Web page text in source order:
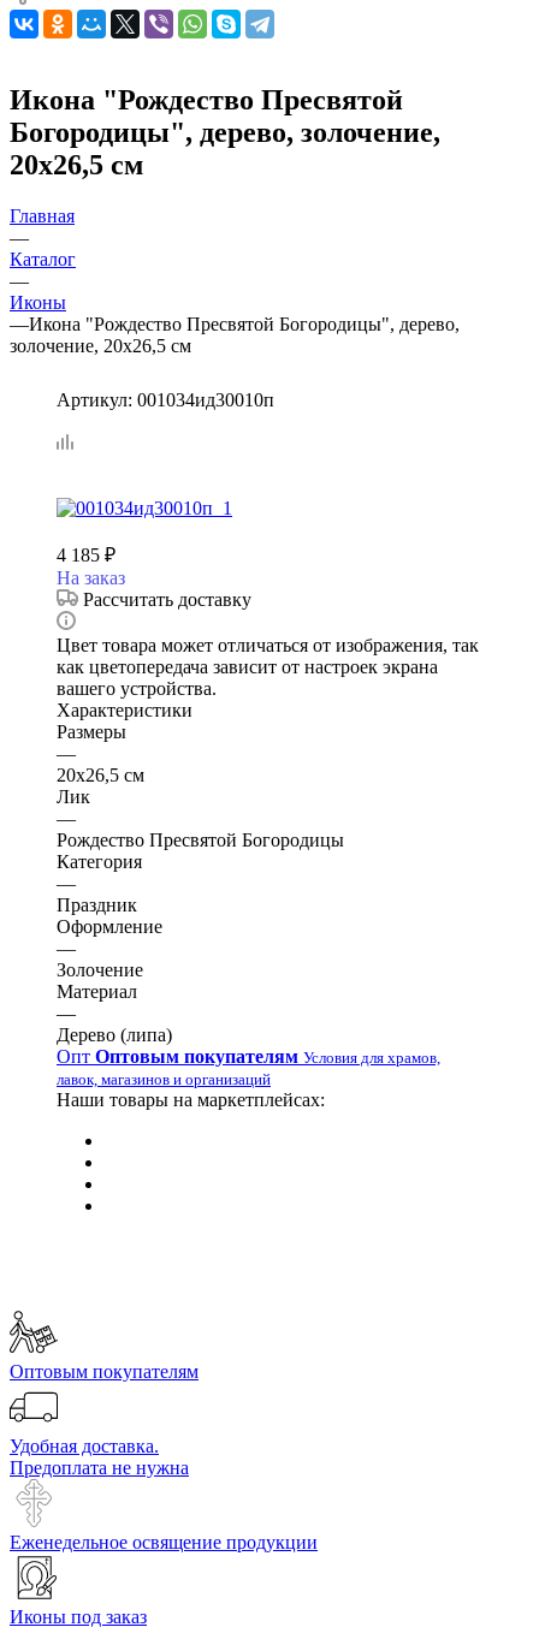
Икона "Рождество Пресвятой
Богородицы", дерево, золочение,
20х26,5 см
Главная
—
Каталог
—
Иконы
—Икона "Рождество Пресвятой Богородицы", дерево,
золочение, 20х26,5 см
Артикул: 001034ид30010п
4 185 ₽
На заказ
Рассчитать доставку
Цвет товара может отличаться от изображения, так
как цветопередача зависит от настроек экрана
вашего устройства.
Характеристики
Размеры
—
20х26,5 см
Лик
—
Рождество Пресвятой Богородицы
Категория
—
Праздник
Оформление
—
Золочение
Материал
—
Дерево (липа)
Опт Оптовым покупателям Условия для храмов,
лавок, магазинов и организаций
Наши товары на маркетплейсах:
Оптовым покупателям
Удобная доставка.
Предоплата не нужна
Еженедельное освящение продукции
Иконы под заказ